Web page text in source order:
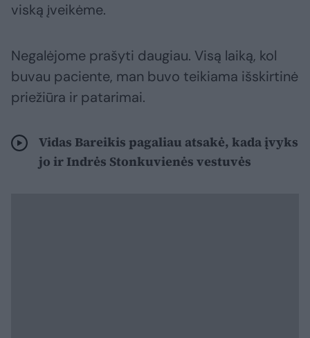
viską įveikėme.
Negalėjome prašyti daugiau. Visą laiką, kol
buvau paciente, man buvo teikiama išskirtinė
priežiūra ir patarimai.
Vidas Bareikis pagaliau atsakė, kada įvyks
jo ir Indrės Stonkuvienės vestuvės